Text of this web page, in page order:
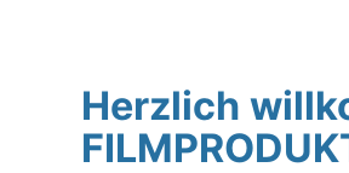
Herzlich